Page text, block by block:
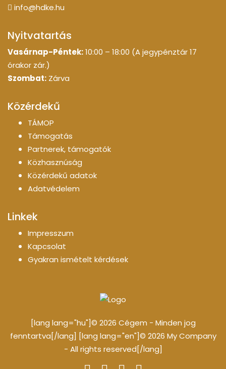
info@hdke.hu
Nyitvatartás
Vasárnap-Péntek:10:00 – 18:00 (A jegypénztár 17
órakor zár.)
Szombat: Zárva
Közérdekű
TÁMOP
Támogatás
Partnerek, támogatók
Közhasznúság
Közérdekű adatok
Adatvédelem
Linkek
Impresszum
Kapcsolat
Gyakran ismételt kérdések
[lang lang="hu"]© 2026 Cégem - Minden jog
fenntartva[/lang] [lang lang="en"]© 2026 My Company
- All rights reserved[/lang]